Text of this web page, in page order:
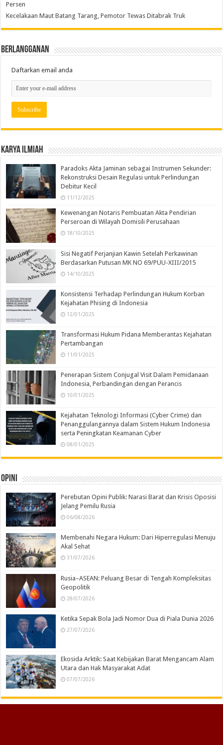
Persen
Kecelakaan Maut Batang Tarang, Pemotor Tewas Ditabrak Truk
Berlangganan
Daftarkan email anda
Karya Ilmiah
Paradoks Akta Jaminan sebagai Instrumen Sekunder:
Rekonstruksi Desain Regulasi untuk Perlindungan
Debitur Kecil
11/12/2025
Kewenangan Notaris Pembuatan Akta Pendirian
Perseroan di Wilayah Domisili Perusahaan
18/10/2025
Sisi Negatif Perjanjian Kawin Setelah Perkawinan
Berdasarkan Putusan MK NO 69/PUU-XIII/2015
14/10/2025
Konsistensi Terhadap Perlindungan Hukum Korban
Kejahatan Phising di Indonesia
12/01/2025
Transformasi Hukum Pidana Memberantas Kejahatan
Pertambangan
11/01/2025
Penerapan Sistem Conjugal Visit Dalam Pemidanaan
Indonesia, Perbandingan dengan Perancis
10/01/2025
Kejahatan Teknologi Informasi (Cyber Crime) dan
Penanggulangannya dalam Sistem Hukum Indonesia
serta Peningkatan Keamanan Cyber
08/01/2025
Opini
Perebutan Opini Publik: Narasi Barat dan Krisis Oposisi
Jelang Pemilu Rusia
06/08/2026
Membenahi Negara Hukum: Dari Hiperregulasi Menuju
Akal Sehat
31/07/2026
Rusia–ASEAN: Peluang Besar di Tengah Kompleksitas
Geopolitik
28/07/2026
Ketika Sepak Bola Jadi Nomor Dua di Piala Dunia 2026
27/07/2026
Ekosida Arktik: Saat Kebijakan Barat Mengancam Alam
Utara dan Hak Masyarakat Adat
07/07/2026